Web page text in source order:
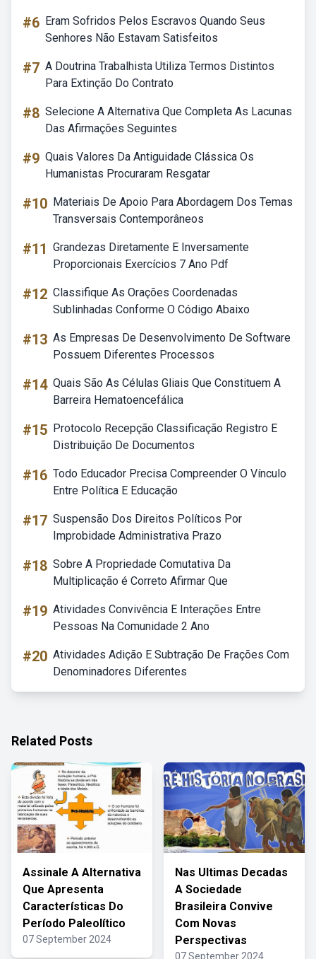
#6 Eram Sofridos Pelos Escravos Quando Seus
Senhores Não Estavam Satisfeitos
#7 A Doutrina Trabalhista Utiliza Termos Distintos
Para Extinção Do Contrato
#8 Selecione A Alternativa Que Completa As Lacunas
Das Afirmações Seguintes
#9 Quais Valores Da Antiguidade Clássica Os
Humanistas Procuraram Resgatar
#10 Materiais De Apoio Para Abordagem Dos Temas
Transversais Contemporâneos
#11 Grandezas Diretamente E Inversamente
Proporcionais Exercícios 7 Ano Pdf
#12 Classifique As Orações Coordenadas
Sublinhadas Conforme O Código Abaixo
#13 As Empresas De Desenvolvimento De Software
Possuem Diferentes Processos
#14 Quais São As Células Gliais Que Constituem A
Barreira Hematoencefálica
#15 Protocolo Recepção Classificação Registro E
Distribuição De Documentos
#16 Todo Educador Precisa Compreender O Vínculo
Entre Política E Educação
#17 Suspensão Dos Direitos Políticos Por
Improbidade Administrativa Prazo
#18 Sobre A Propriedade Comutativa Da
Multiplicação é Correto Afirmar Que
#19 Atividades Convivência E Interações Entre
Pessoas Na Comunidade 2 Ano
#20 Atividades Adição E Subtração De Frações Com
Denominadores Diferentes
Related Posts
Assinale A Alternativa
Que Apresenta
Características Do
Período Paleolítico
07 September 2024
Nas Ultimas Decadas
A Sociedade
Brasileira Convive
Com Novas
Perspectivas
07 September 2024